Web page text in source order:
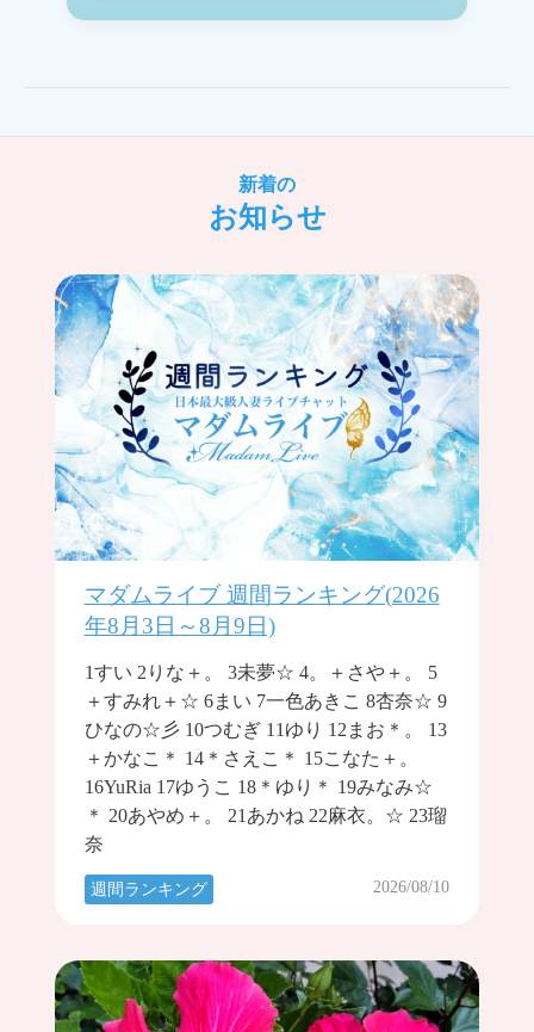
新着の
お知らせ
マダムライブ 週間ランキング(2026
年8月3日～8月9日)
1すい 2りな＋。 3未夢☆ 4。＋さや＋。 5
＋すみれ＋☆ 6まい 7一色あきこ 8杏奈☆ 9
ひなの☆彡 10つむぎ 11ゆり 12まお＊。 13
＋かなこ＊ 14＊さえこ＊ 15こなた＋。
16YuRia 17ゆうこ 18＊ゆり＊ 19みなみ☆
＊ 20あやめ＋。 21あかね 22麻衣。☆ 23瑠
奈
週間ランキング 2026/08/10